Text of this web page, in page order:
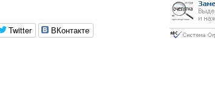
Twitter ВКонтакте